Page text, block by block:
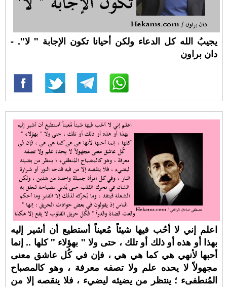
يجيبُ الله كل الدعاء ولكن أحيانا تكون الإجابة " لا". -
دان براون
اعلم إني لا أحُب فيها شيئاً مُعيناً أستطيع أن أشير إليه
بهذا أو هذه أو ذلك أو تلك ، حتى ولا " بهؤلاء " كلها .. إنما
أحبها لأنهي هي كما هي هي ، فإن في كُل عاشق معنى
مجهولاً لا يحده علم ولا تصفه معرفة ، وهو كالمصباح
المُنطفىء ؛ ينتظر من يضيئه ليضيء ، فلا ينقصه إلا من